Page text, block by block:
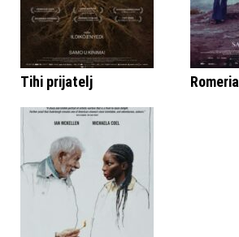
Tihi prijatelj Romeria